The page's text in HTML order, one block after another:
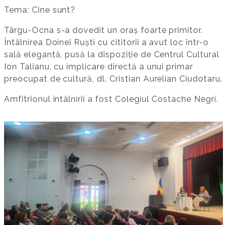
Tema: Cine sunt?
Târgu-Ocna s-a dovedit un oraș foarte primitor.
Întâlnirea Doinei Ruști cu cititorii a avut loc într-o
sală elegantă, pusă la dispoziție de Centrul Cultural
Ion Talianu, cu implicare directă a unui primar
preocupat de cultură, dl. Cristian Aurelian Ciudotaru.
Amfitrionul întâlnirii a fost Colegiul Costache Negri.